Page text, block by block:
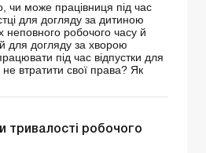
чи може працівниця під час
для догляду за дитиною
робочого часу й
для догляду за хворою
під час відпустки для
втратити свої права? Як
тривалості робочого